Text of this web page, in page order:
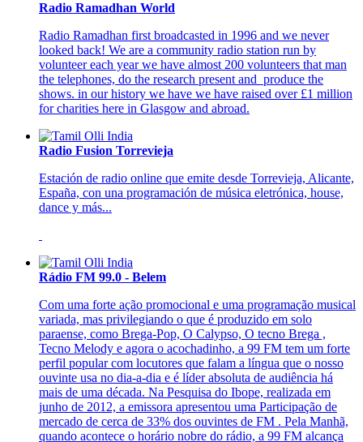
Radio Ramadhan World
Radio Ramadhan first broadcasted in 1996 and we never
looked back! We are a community radio station run by
volunteer each year we have almost 200 volunteers that man
the telephones, do the research present and produce the
shows. in our history we have we have raised over £1 million
for charities here in Glasgow and abroad.
Radio Fusion Torrevieja
Estación de radio online que emite desde Torrevieja, Alicante,
España, con una programación de música eletrónica, house,
dance y más...
Rádio FM 99.0 - Belem
Com uma forte ação promocional e uma programação musical
variada, mas privilegiando o que é produzido em solo
paraense, como Brega-Pop, O Calypso, O tecno Brega ,
Tecno Melody e agora o acochadinho, a 99 FM tem um forte
perfil popular com locutores que falam a língua que o nosso
ouvinte usa no dia-a-dia e é líder absoluta de audiência há
mais de uma década. Na Pesquisa do Ibope, realizada em
junho de 2012, a emissora apresentou uma Participação de
mercado de cerca de 33% dos ouvintes de FM . Pela Manhã,
quando acontece o horário nobre do rádio, a 99 FM alcança